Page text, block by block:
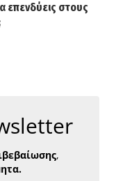
επενδύεις στους
,